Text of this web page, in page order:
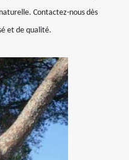
Contactez-nous dès
et de qualité.